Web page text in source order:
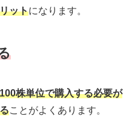
ットになります。
100株単位で購入する必要が
ことがよくあります。